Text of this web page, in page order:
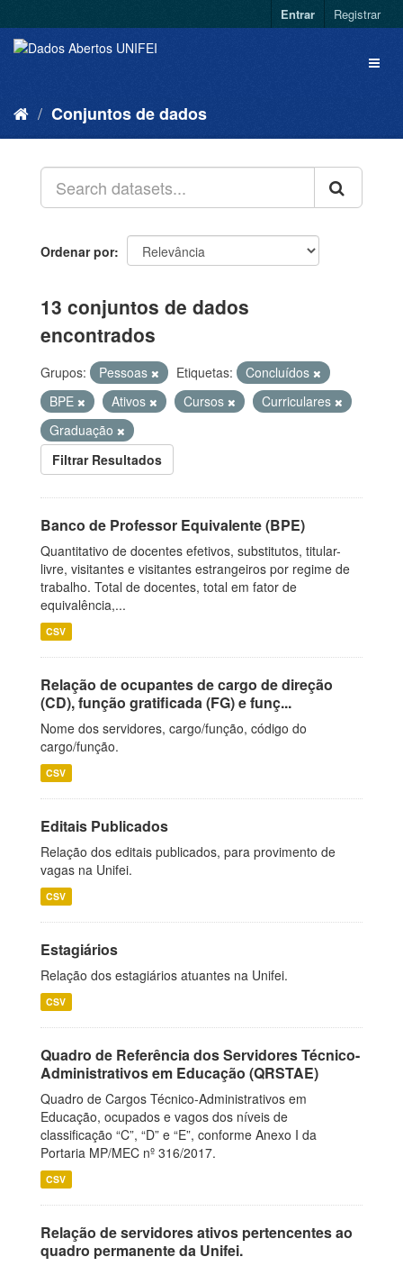
Entrar Registrar
Conjuntos de dados
Ordenar por
13 conjuntos de dados
encontrados
Grupos: Pessoas Etiquetas:
Concluídos
BPE
Ativos Cursos
Curriculares
Graduação
Filtrar Resultados
Banco de Professor Equivalente (BPE)
Quantitativo de docentes efetivos, substitutos, titular-
livre, visitantes e visitantes estrangeiros por regime de
trabalho. Total de docentes, total em fator de
equivalência,...
CSV
Relação de ocupantes de cargo de direção
(CD), função gratificada (FG) e funç...
Nome dos servidores, cargo/função, código do
cargo/função.
CSV
Editais Publicados
Relação dos editais publicados, para provimento de
vagas na Unifei.
CSV
Estagiários
Relação dos estagiários atuantes na Unifei.
CSV
Quadro de Referência dos Servidores Técnico-
Administrativos em Educação (QRSTAE)
Quadro de Cargos Técnico-Administrativos em
Educação, ocupados e vagos dos níveis de
classificação “C”, “D” e “E”, conforme Anexo I da
Portaria MP/MEC nº 316/2017.
CSV
Relação de servidores ativos pertencentes ao
quadro permanente da Unifei.